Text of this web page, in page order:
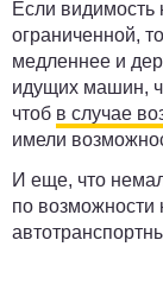
Если видимость
ограниченной,
медленнее и
идущих машин,
чтоб в случае
имели
И еще, что
по возможности